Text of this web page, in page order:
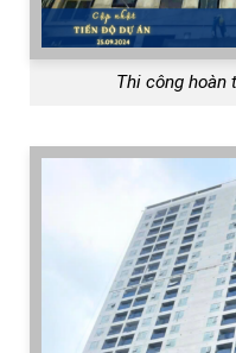
Thi công hoàn